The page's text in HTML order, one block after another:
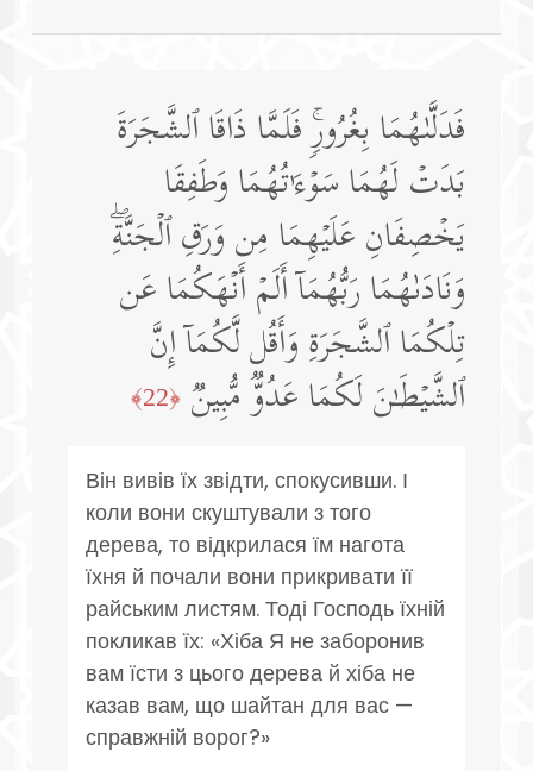
فَدَلَّىٰهُمَا بِغُرُورࣲۚ فَلَمَّا ذَاقَا ٱلشَّجَرَةَ
بَدَتۡ لَهُمَا سَوۡءَ ٰ⁠ تُهُمَا وَطَفِقَا
یَخۡصِفَانِ عَلَیۡهِمَا مِن وَرَقِ ٱلۡجَنَّةِۖ
وَنَادَىٰهُمَا رَبُّهُمَاۤ أَلَمۡ أَنۡهَكُمَا عَن
تِلۡكُمَا ٱلشَّجَرَةِ وَأَقُل لَّكُمَاۤ إِنَّ
ٱلشَّیۡطَـٰنَ لَكُمَا عَدُوࣱّ مُّبِینࣱ ﴿22﴾
Він вивів їх звідти, спокусивши. І
коли вони скуштували з того
дерева, то відкрилася їм нагота
їхня й почали вони прикривати її
райським листям. Тоді Господь їхній
покликав їх: «Хіба Я не заборонив
вам їсти з цього дерева й хіба не
казав вам, що шайтан для вас —
справжній ворог?»